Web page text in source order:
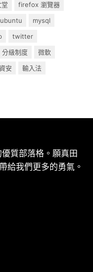
firefox 瀏覽器
mysql
twitter
分級制度
微軟
安 輸入法
質部落格。願真田
給我們更多的勇氣。